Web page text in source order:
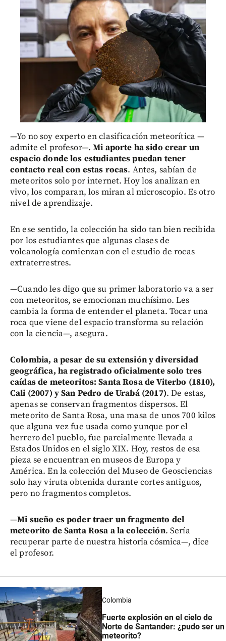
—Yo no soy experto en clasificación meteorítica —
admite el profesor—.Mi aporte ha sido crear un
espacio donde los estudiantes puedan tener
contacto real con estas rocas. Antes, sabían de
meteoritos solo por internet. Hoy los analizan en
vivo, los comparan, los miran al microscopio. Es otro
nivel de aprendizaje.
En ese sentido, la colección ha sido tan bien recibida
por los estudiantes que algunas clases de
volcanología comienzan con el estudio de rocas
extraterrestres.
—Cuando les digo que su primer laboratorio va a ser
con meteoritos, se emocionan muchísimo. Les
cambia la forma de entender el planeta. Tocar una
roca que viene del espacio transforma su relación
con la ciencia—, asegura.
Colombia, a pesar de su extensión y diversidad
geográfica, ha registrado oficialmente solo tres
caídas de meteoritos: Santa Rosa de Viterbo (1810),
Cali (2007) y San Pedro de Urabá (2017). De estas,
apenas se conservan fragmentos dispersos. El
meteorito de Santa Rosa, una masa de unos 700 kilos
que alguna vez fue usada como yunque por el
herrero del pueblo, fue parcialmente llevada a
Estados Unidos en el siglo XIX. Hoy, restos de esa
pieza se encuentran en museos de Europa y
América. En la colección del Museo de Geosciencias
solo hay viruta obtenida durante cortes antiguos,
pero no fragmentos completos.
—Mi sueño es poder traer un fragmento del
meteorito de Santa Rosa a la colección. Sería
recuperar parte de nuestra historia cósmica—, dice
el profesor.
Colombia
Fuerte explosión en el cielo de
Norte de Santander: ¿pudo ser un
meteorito?